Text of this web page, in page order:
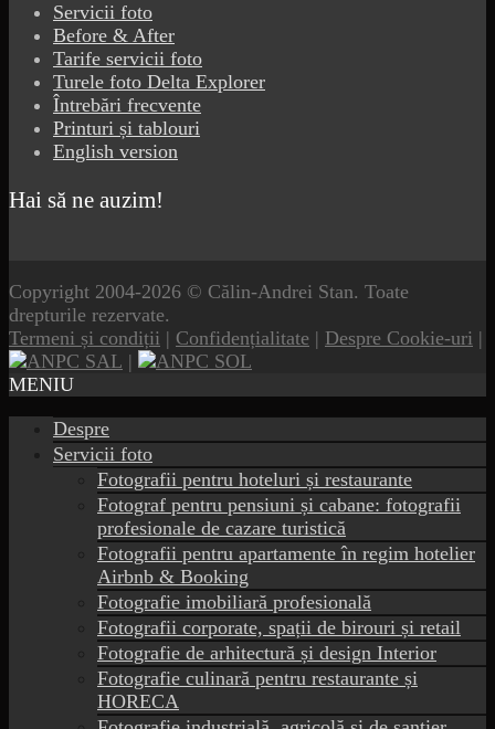
Servicii foto
Before & After
Tarife servicii foto
Turele foto Delta Explorer
Întrebări frecvente
Printuri și tablouri
English version
Hai să ne auzim!
Copyright 2004-2026 © Călin-Andrei Stan. Toate
drepturile rezervate.
Termeni și condiții | Confidențialitate | Despre Cookie-uri |
|
MENIU
Despre
Servicii foto
Fotografii pentru hoteluri și restaurante
Fotograf pentru pensiuni și cabane: fotografii
profesionale de cazare turistică
Fotografii pentru apartamente în regim hotelier
Airbnb & Booking
Fotografie imobiliară profesională
Fotografii corporate, spații de birouri și retail
Fotografie de arhitectură și design Interior
Fotografie culinară pentru restaurante și
HORECA